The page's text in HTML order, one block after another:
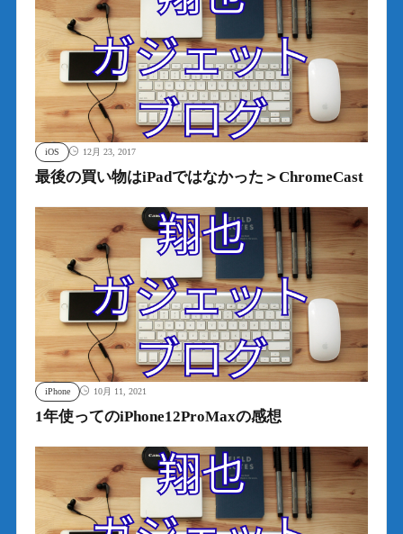
iOS 12月 23, 2017
最後の買い物はiPadではなかった＞ChromeCast
iPhone 10月 11, 2021
1年使ってのiPhone12ProMaxの感想